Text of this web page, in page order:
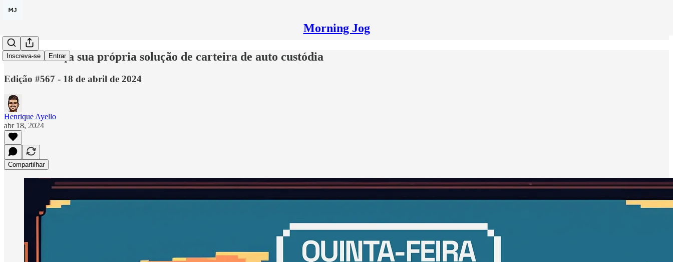
Morning Jog
Inscreva-se Entrar
Kraken lança sua própria solução de carteira de auto custódia
Edição #567 - 18 de abril de 2024
Henrique Ayello
abr 18, 2024
Compartilhar